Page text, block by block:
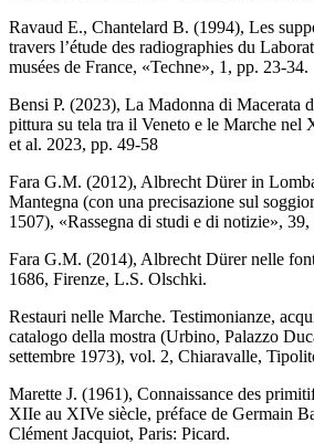
Ravaud E., Chantelard B. (1994), Les
travers l’étude des radiographies du
musées de France, «Techne», 1, pp. 23-34.
Bensi P. (2023), La Madonna di Macerata
pittura su tela tra il Veneto e le Marche
et al. 2023, pp. 49-58
Fara G.M. (2012), Albrecht Dürer in
Mantegna (con una precisazione sul
1507), «Rassegna di studi e di notizie»,
Fara G.M. (2014), Albrecht Dürer nelle
1686, Firenze, L.S. Olschki.
Restauri nelle Marche. Testimonianze,
catalogo della mostra (Urbino, Palazzo
settembre 1973), vol. 2, Chiaravalle,
Marette J. (1961), Connaissance des
XIIe au XIVe siècle, préface de Germain
Clément Jacquiot, Paris: Picard.